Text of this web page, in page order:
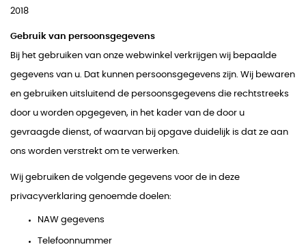
2018
Gebruik van persoonsgegevens
Bij het gebruiken van onze webwinkel verkrijgen wij bepaalde
gegevens van u. Dat kunnen persoonsgegevens zijn. Wij bewaren
en gebruiken uitsluitend de persoonsgegevens die rechtstreeks
door u worden opgegeven, in het kader van de door u
gevraagde dienst, of waarvan bij opgave duidelijk is dat ze aan
ons worden verstrekt om te verwerken.
Wij gebruiken de volgende gegevens voor de in deze
privacyverklaring genoemde doelen:
NAW gegevens
Telefoonnummer